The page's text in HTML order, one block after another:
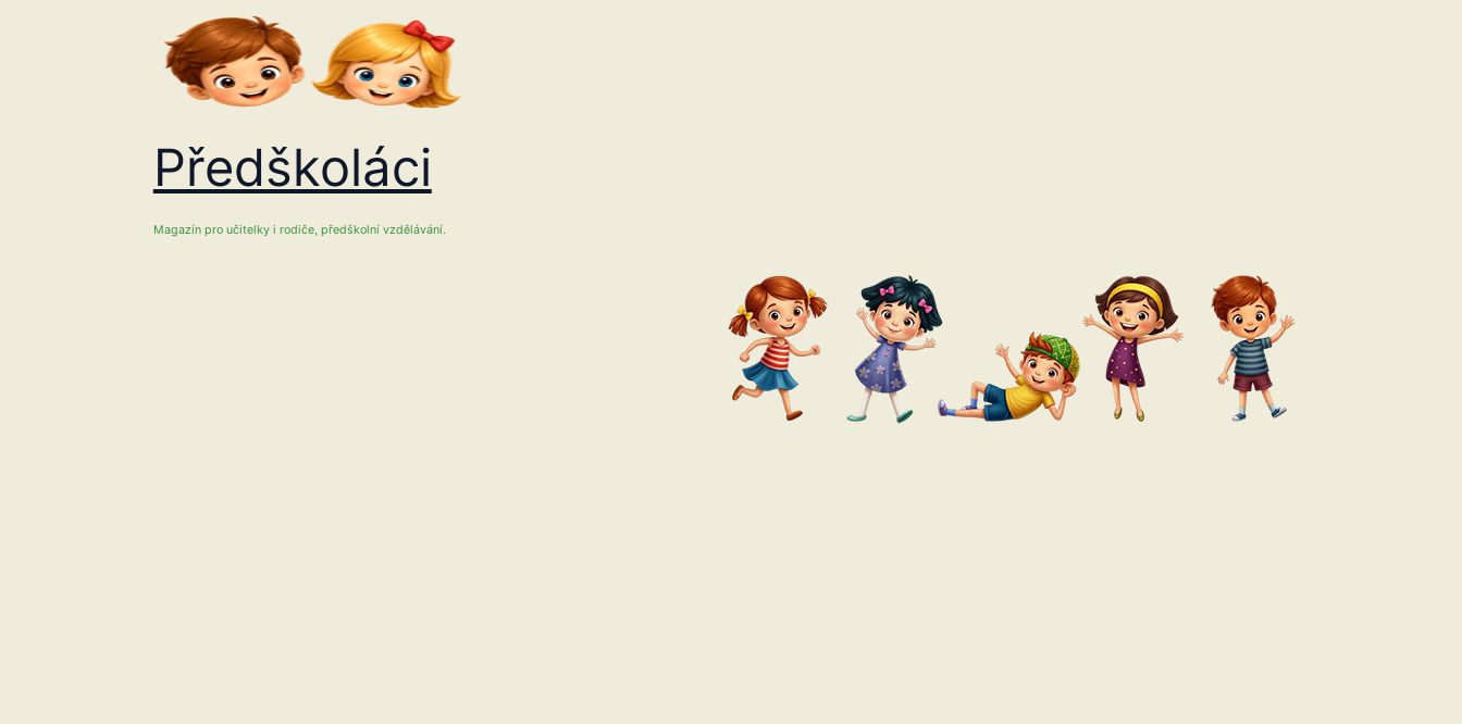
Předškoláci
Magazín pro učitelky i rodiče, předškolní vzdělávání.